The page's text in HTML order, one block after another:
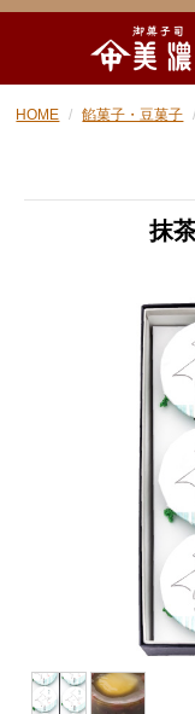
HOME 餡菓子・豆菓子
抹